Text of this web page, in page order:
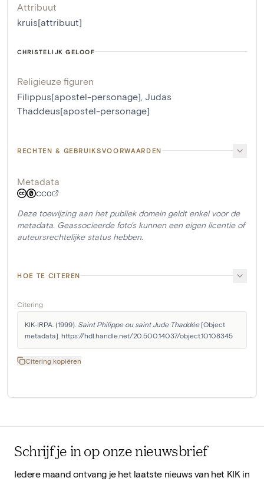
Attribuut
kruis[attribuut]
CHRISTELIJK GELOOF
Religieuze figuren
Filippus[apostel-personage] Judas
Thaddeus[apostel-personage]
RECHTEN & GEBRUIKSVOORWAARDEN
Metadata
CC0
Deze toewijzing aan het publiek domein geldt enkel voor de
metadata. Geassocieerde foto's kunnen een eigen licentie of
auteursrechtelijke status hebben.
HOE TE CITEREN
Citering
KIK-IRPA. (1999). Saint Philippe ou saint Jude Thaddée [Object
metadata]. https://hdl.handle.net/20.500.14037/object.10108345
Citering kopiëren
Schrijf je in op onze nieuwsbrief
Iedere maand ontvang je het laatste nieuws van het KIK in